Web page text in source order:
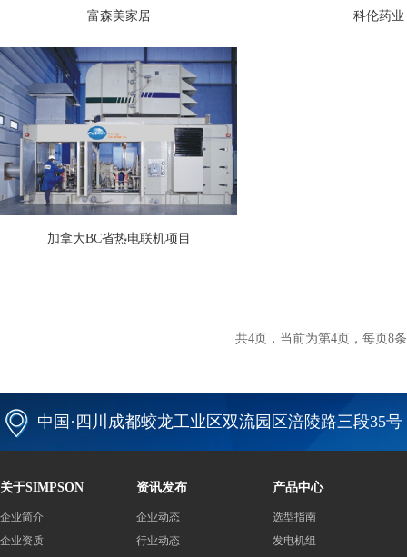
富森美家居 科伦药业
加拿大BC省热电联机项目
共4页，当前为第4页，每页8条
中国·四川成都蛟龙工业区双流园区涪陵路三段35号
关于SIMPSON
企业简介
企业资质
资讯发布
企业动态
行业动态
产品中心
选型指南
发电机组